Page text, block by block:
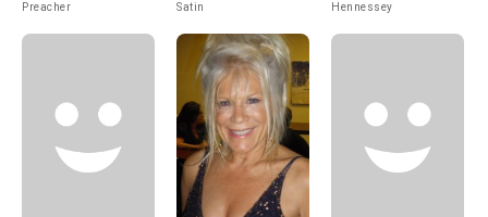
Preacher Satin Hennessey